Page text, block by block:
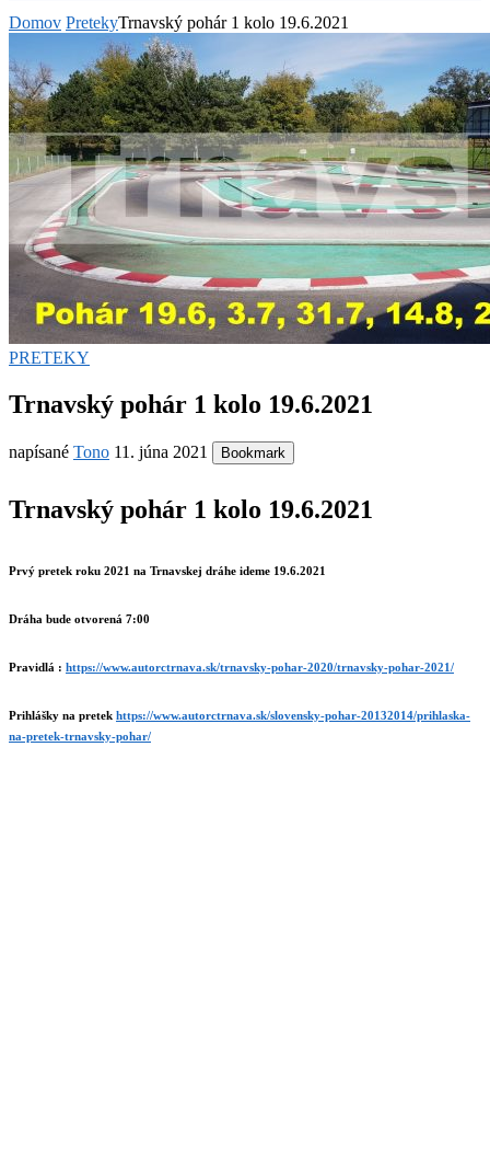
Domov PretekyTrnavský pohár 1 kolo 19.6.2021
PRETEKY
Trnavský pohár 1 kolo 19.6.2021
napísané Tono 11. júna 2021 Bookmark
Trnavský pohár 1 kolo 19.6.2021
Prvý pretek roku 2021 na Trnavskej dráhe ideme 19.6.2021
Dráha bude otvorená 7:00
Pravidlá : https://www.autorctrnava.sk/trnavsky-pohar-2020/trnavsky-pohar-2021/
Prihlášky na pretek https://www.autorctrnava.sk/slovensky-pohar-20132014/prihlaska-
na-pretek-trnavsky-pohar/